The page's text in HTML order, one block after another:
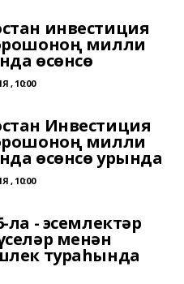
инвестиция
милли
өсөнсө
, 10:00
Инвестиция
милли
өсөнсө урында
, 10:00
ла - эсемлектәр
менән
тураһында